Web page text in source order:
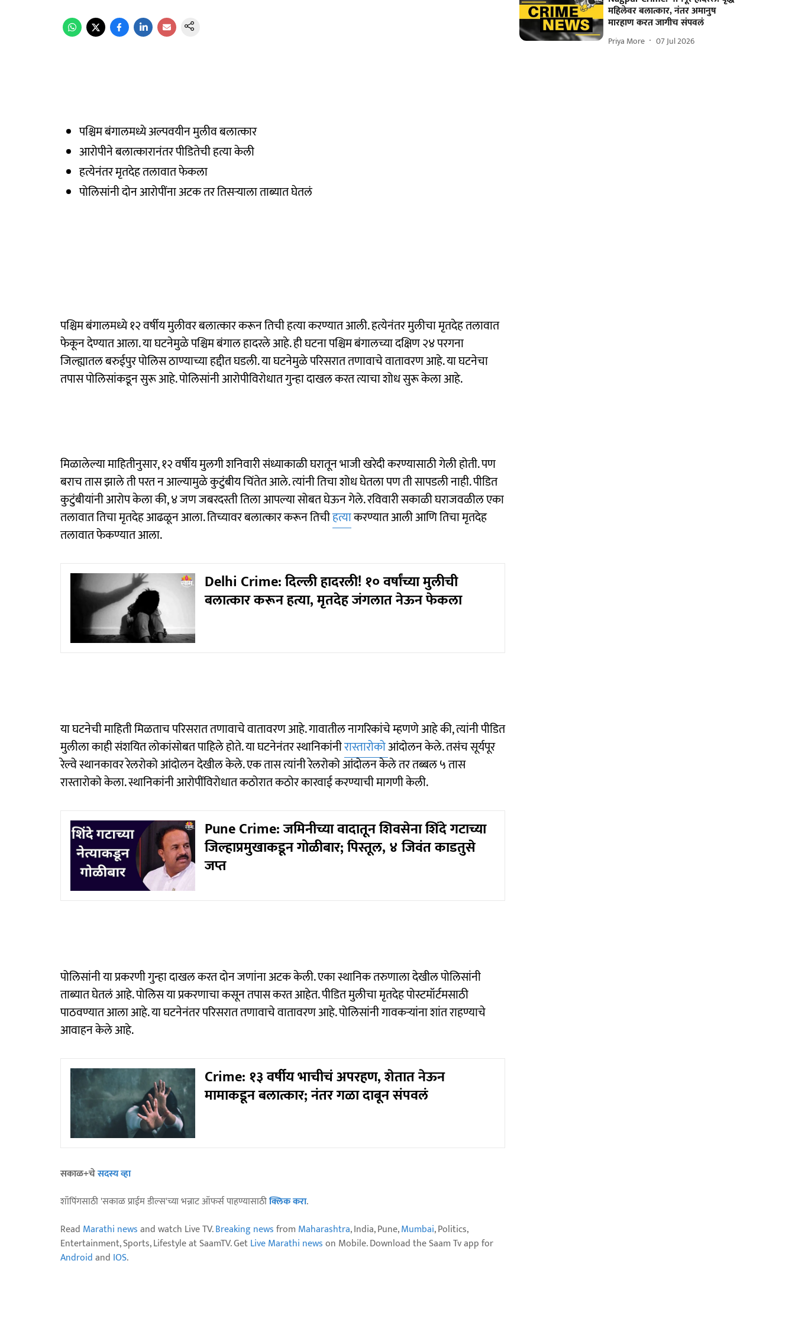
पश्चिम बंगालमध्ये अल्पवयीन मुलीव बलात्कार
आरोपीने बलात्कारानंतर पीडितेची हत्या केली
हत्येनंतर मृतदेह तलावात फेकला
पोलिसांनी दोन आरोपींना अटक तर तिसऱ्याला ताब्यात घेतलं
पश्चिम बंगालमध्ये १२ वर्षीय मुलीवर बलात्कार करून तिची हत्या करण्यात आली. हत्येनंतर मुलीचा मृतदेह तलावात
फेकून देण्यात आला. या घटनेमुळे पश्चिम बंगाल हादरले आहे. ही घटना पश्चिम बंगालच्या दक्षिण २४ परगना
जिल्ह्यातल बरुईपुर पोलिस ठाण्याच्या हद्दीत घडली. या घटनेमुळे परिसरात तणावाचे वातावरण आहे. या घटनेचा
तपास पोलिसांकडून सुरू आहे. पोलिसांनी आरोपीविरोधात गुन्हा दाखल करत त्याचा शोध सुरू केला आहे.
मिळालेल्या माहितीनुसार, १२ वर्षीय मुलगी शनिवारी संध्याकाळी घरातून भाजी खरेदी करण्यासाठी गेली होती. पण
बराच तास झाले ती परत न आल्यामुळे कुटुंबीय चिंतेत आले. त्यांनी तिचा शोध घेतला पण ती सापडली नाही. पीडित
कुटुंबीयांनी आरोप केला की, ४ जण जबरदस्ती तिला आपल्या सोबत घेऊन गेले. रविवारी सकाळी घराजवळील एका
तलावात तिचा मृतदेह आढळून आला. तिच्यावर बलात्कार करून तिचीहत्याकरण्यात आली आणि तिचा मृतदेह
तलावात फेकण्यात आला.
Delhi Crime: दिल्ली हादरली! १० वर्षांच्या मुलीची
बलात्कार करून हत्या, मृतदेह जंगलात नेऊन फेकला
या घटनेची माहिती मिळताच परिसरात तणावाचे वातावरण आहे. गावातील नागरिकांचे म्हणणे आहे की, त्यांनी पीडित
मुलीला काही संशयित लोकांसोबत पाहिले होते. या घटनेनंतर स्थानिकांनीरास्तारोकोआंदोलन केले. तसंच सूर्यपूर
रेल्वे स्थानकावर रेलरोको आंदोलन देखील केले. एक तास त्यांनी रेलरोको आंदोलन केले तर तब्बल ५ तास
रास्तारोको केला. स्थानिकांनी आरोपींविरोधात कठोरात कठोर कारवाई करण्याची मागणी केली.
Pune Crime: जमिनीच्या वादातून शिवसेना शिंदे गटाच्या
जिल्हाप्रमुखाकडून गोळीबार; पिस्तूल, ४ जिवंत काडतुसे
जप्त
पोलिसांनी या प्रकरणी गुन्हा दाखल करत दोन जणांना अटक केली. एका स्थानिक तरुणाला देखील पोलिसांनी
ताब्यात घेतलं आहे. पोलिस या प्रकरणाचा कसून तपास करत आहेत. पीडित मुलीचा मृतदेह पोस्टमॉर्टमसाठी
पाठवण्यात आला आहे. या घटनेनंतर परिसरात तणावाचे वातावरण आहे. पोलिसांनी गावकऱ्यांना शांत राहण्याचे
आवाहन केले आहे.
Crime: १३ वर्षीय भाचीचं अपरहण, शेतात नेऊन
मामाकडून बलात्कार; नंतर गळा दाबून संपवलं
सकाळ+चेसदस्य व्हा
शॉपिंगसाठी 'सकाळ प्राईम डील्स'च्या भन्नाट ऑफर्स पाहण्यासाठीक्लिक करा.
Read Marathi newsand watch Live TV.Breaking newsfrom Maharashtra, India, Pune,Mumbai, Politics,
Entertainment, Sports, Lifestyle at SaamTV. GetLive Marathi newson Mobile. Download the Saam Tv app for
Androidand IOS.
महिलेवर बलात्कार, नंतर अमानुष
मारहाण करत जागीच संपवलं
Priya More 07 Jul 2026